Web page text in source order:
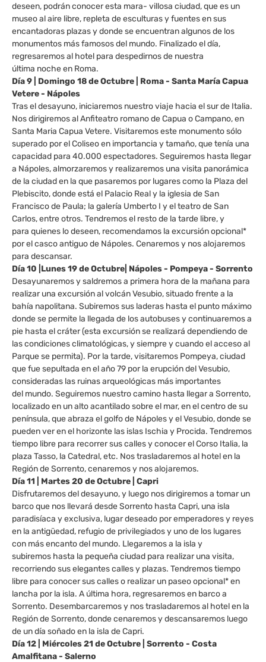
deseen, podrán conocer esta mara- villosa ciudad, que es un
museo al aire libre, repleta de esculturas y fuentes en sus
encantadoras plazas y donde se encuentran algunos de los
monumentos más famosos del mundo. Finalizado el día,
regresaremos al hotel para despedirnos de nuestra
última noche en Roma.
Día 9 | Domingo 18 de Octubre | Roma - Santa María Capua
Vetere - Nápoles
Tras el desayuno, iniciaremos nuestro viaje hacia el sur de Italia.
Nos dirigiremos al Anfiteatro romano de Capua o Campano, en
Santa Maria Capua Vetere. Visitaremos este monumento sólo
superado por el Coliseo en importancia y tamaño, que tenía una
capacidad para 40.000 espectadores. Seguiremos hasta llegar
a Nápoles, almorzaremos y realizaremos una visita panorámica
de la ciudad en la que pasaremos por lugares como la Plaza del
Plebiscito, donde está el Palacio Real y la iglesia de San
Francisco de Paula; la galería Umberto I y el teatro de San
Carlos, entre otros. Tendremos el resto de la tarde libre, y
para quienes lo deseen, recomendamos la excursión opcional*
por el casco antiguo de Nápoles. Cenaremos y nos alojaremos
para descansar.
Día 10 |Lunes 19 de Octubre| Nápoles - Pompeya - Sorrento
Desayunaremos y saldremos a primera hora de la mañana para
realizar una excursión al volcán Vesubio, situado frente a la
bahía napolitana. Subiremos sus laderas hasta el punto máximo
donde se permite la llegada de los autobuses y continuaremos a
pie hasta el cráter (esta excursión se realizará dependiendo de
las condiciones climatológicas, y siempre y cuando el acceso al
Parque se permita). Por la tarde, visitaremos Pompeya, ciudad
que fue sepultada en el año 79 por la erupción del Vesubio,
consideradas las ruinas arqueológicas más importantes
del mundo. Seguiremos nuestro camino hasta llegar a Sorrento,
localizado en un alto acantilado sobre el mar, en el centro de su
península, que abraza el golfo de Nápoles y el Vesubio, donde se
pueden ver en el horizonte las islas Ischia y Procida. Tendremos
tiempo libre para recorrer sus calles y conocer el Corso Italia, la
plaza Tasso, la Catedral, etc. Nos trasladaremos al hotel en la
Región de Sorrento, cenaremos y nos alojaremos.
Día 11 | Martes 20 de Octubre | Capri
Disfrutaremos del desayuno, y luego nos dirigiremos a tomar un
barco que nos llevará desde Sorrento hasta Capri, una isla
paradisíaca y exclusiva, lugar deseado por emperadores y reyes
en la antigüedad, refugio de privilegiados y uno de los lugares
con más encanto del mundo. Llegaremos a la isla y
subiremos hasta la pequeña ciudad para realizar una visita,
recorriendo sus elegantes calles y plazas. Tendremos tiempo
libre para conocer sus calles o realizar un paseo opcional* en
lancha por la isla. A última hora, regresaremos en barco a
Sorrento. Desembarcaremos y nos trasladaremos al hotel en la
Región de Sorrento, donde cenaremos y descansaremos luego
de un día soñado en la isla de Capri.
Día 12 | Miércoles 21 de Octubre | Sorrento - Costa
Amalfitana - Salerno